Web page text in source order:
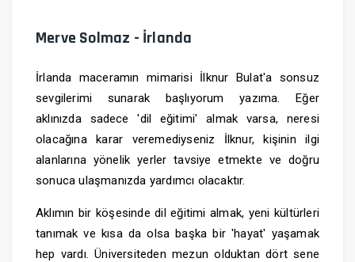
Merve Solmaz - İrlanda
İrlanda maceramın mimarisi İlknur Bulat'a sonsuz
sevgilerimi sunarak başlıyorum yazıma. Eğer
aklınızda sadece 'dil eğitimi' almak varsa, neresi
olacağına karar veremediyseniz İlknur, kişinin ilgi
alanlarına yönelik yerler tavsiye etmekte ve doğru
sonuca ulaşmanızda yardımcı olacaktır.
Aklımın bir köşesinde dil eğitimi almak, yeni kültürleri
tanımak ve kısa da olsa başka bir 'hayat' yaşamak
hep vardı. Üniversiteden mezun olduktan dört sene